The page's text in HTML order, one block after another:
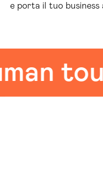
e porta il tuo business
touch